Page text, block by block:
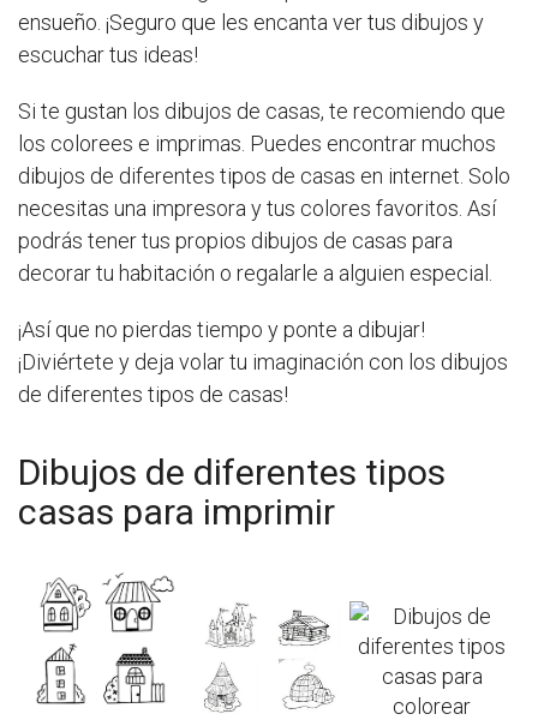
ensueño. ¡Seguro que les encanta ver tus dibujos y
escuchar tus ideas!
Si te gustan los dibujos de casas, te recomiendo que
los colorees e imprimas. Puedes encontrar muchos
dibujos de diferentes tipos de casas en internet. Solo
necesitas una impresora y tus colores favoritos. Así
podrás tener tus propios dibujos de casas para
decorar tu habitación o regalarle a alguien especial.
¡Así que no pierdas tiempo y ponte a dibujar!
¡Diviértete y deja volar tu imaginación con los dibujos
de diferentes tipos de casas!
Dibujos de diferentes tipos
casas para imprimir